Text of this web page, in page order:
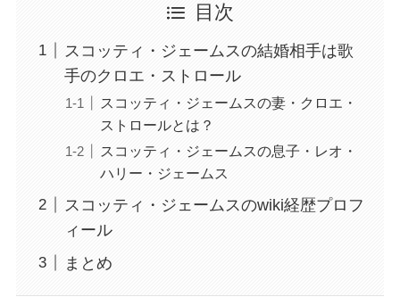
目次
スコッティ・ジェームスの結婚相手は歌
手のクロエ・ストロール
スコッティ・ジェームスの妻・クロエ・
ストロールとは？
スコッティ・ジェームスの息子・レオ・
ハリー・ジェームス
スコッティ・ジェームスのwiki経歴プロフ
ィール
まとめ